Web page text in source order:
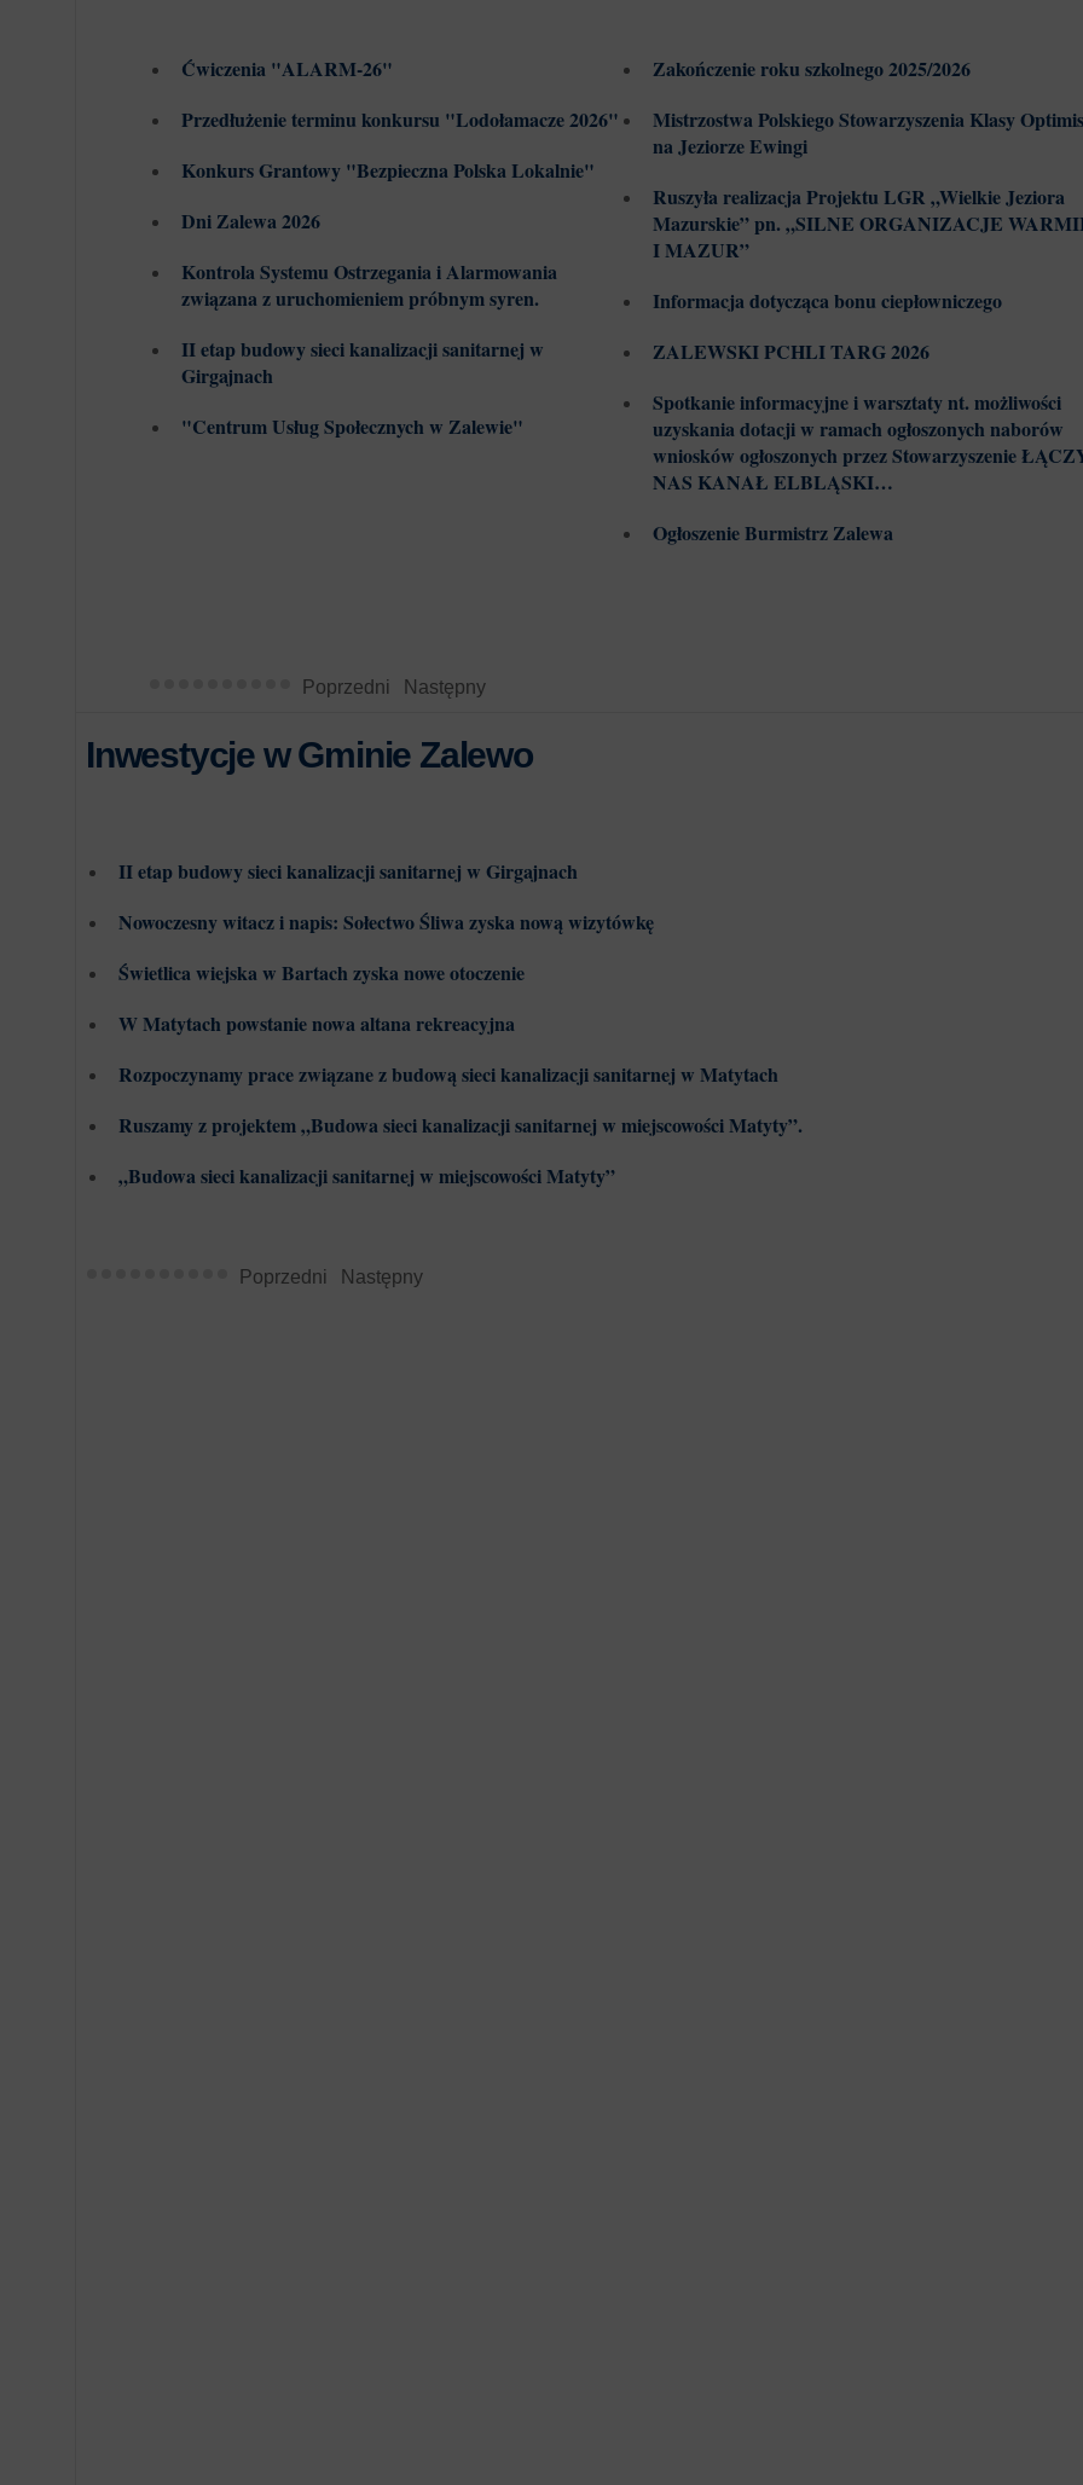
Ćwiczenia "ALARM-26"
Przedłużenie terminu konkursu "Lodołamacze 2026"
Konkurs Grantowy "Bezpieczna Polska Lokalnie"
Dni Zalewa 2026
Kontrola Systemu Ostrzegania i Alarmowania
związana z uruchomieniem próbnym syren.
II etap budowy sieci kanalizacji sanitarnej w
Girgajnach
"Centrum Usług Społecznych w Zalewie"
Zakończenie roku szkolnego 2025/2026
Mistrzostwa Polskiego Stowarzyszenia Klasy
na Jeziorze Ewingi
Ruszyła realizacja Projektu LGR „Wielkie Jeziora
Mazurskie” pn. „SILNE ORGANIZACJE
I MAZUR”
Informacja dotycząca bonu ciepłowniczego
ZALEWSKI PCHLI TARG 2026
Spotkanie informacyjne i warsztaty nt. możliwości
uzyskania dotacji w ramach ogłoszonych naborów
wniosków ogłoszonych przez Stowarzyszenie
NAS KANAŁ ELBLĄSKI…
Ogłoszenie Burmistrz Zalewa
Poprzedni Następny
Inwestycje w Gminie Zalewo
II etap budowy sieci kanalizacji sanitarnej w Girgajnach
Nowoczesny witacz i napis: Sołectwo Śliwa zyska nową wizytówkę
Świetlica wiejska w Bartach zyska nowe otoczenie
W Matytach powstanie nowa altana rekreacyjna
Rozpoczynamy prace związane z budową sieci kanalizacji sanitarnej w Matytach
Ruszamy z projektem „Budowa sieci kanalizacji sanitarnej w miejscowości Matyty”.
„Budowa sieci kanalizacji sanitarnej w miejscowości Matyty”
Poprzedni Następny